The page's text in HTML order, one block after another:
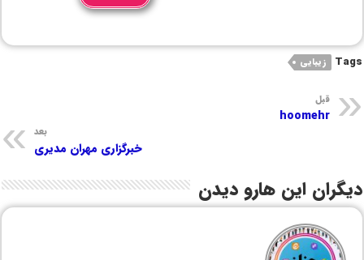
Tags زیبایی
قبل
hoomehr
بعد
خبرگزاری مهران مدیری
دیگران این هارو دیدن